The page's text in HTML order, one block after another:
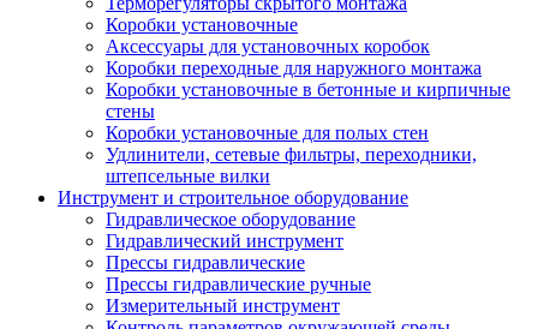
Коробки установочные
Аксессуары для установочных коробок
Коробки переходные для наружного монтажа
Коробки установочные в бетонные и кирпичные
стены
Коробки установочные для полых стен
Удлинители, сетевые фильтры, переходники,
штепсельные вилки
Инструмент и строительное оборудование
Гидравлическое оборудование
Гидравлический инструмент
Прессы гидравлические
Прессы гидравлические ручные
Измерительный инструмент